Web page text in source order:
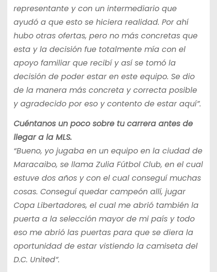
representante y con un intermediario que
ayudó a que esto se hiciera realidad. Por ahí
hubo otras ofertas, pero no más concretas que
esta y la decisión fue totalmente mía con el
apoyo familiar que recibí y así se tomó la
decisión de poder estar en este equipo. Se dio
de la manera más concreta y correcta posible
y agradecido por eso y contento de estar aquí”.
Cuéntanos un poco sobre tu carrera antes de
llegar a la MLS.
“Bueno, yo jugaba en un equipo en la ciudad de
Maracaibo, se llama Zulia Fútbol Club, en el cual
estuve dos años y con el cual conseguí muchas
cosas. Conseguí quedar campeón allí, jugar
Copa Libertadores, el cual me abrió también la
puerta a la selección mayor de mi país y todo
eso me abrió las puertas para que se diera la
oportunidad de estar vistiendo la camiseta del
D.C. United”.